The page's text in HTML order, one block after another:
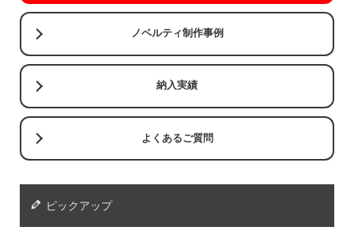
ノベルティ制作事例
納入実績
よくあるご質問
ピックアップ